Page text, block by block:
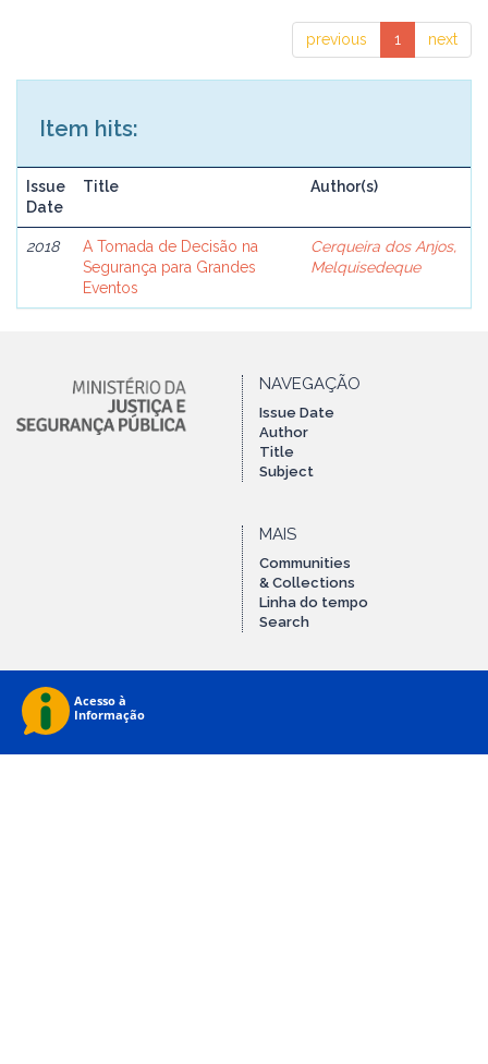
previous 1 next
Item hits:
Issue
Date
Title Author(s)
2018
A Tomada de Decisão na
Segurança para Grandes
Eventos
Cerqueira dos Anjos,
Melquisedeque
NAVEGAÇÃO
Issue Date
Author
Title
Subject
MAIS
Communities
& Collections
Linha do tempo
Search